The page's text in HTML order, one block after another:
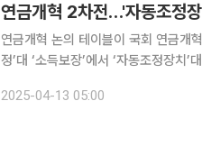
연금개혁 2차전…'자동조정
연금개혁 논의 테이블이 국회 연금개
정’대 ‘소득보장’에서 ‘자동조정장치
힘은 국민연금 자동조정장치 도입에
2025-04-13 05:00